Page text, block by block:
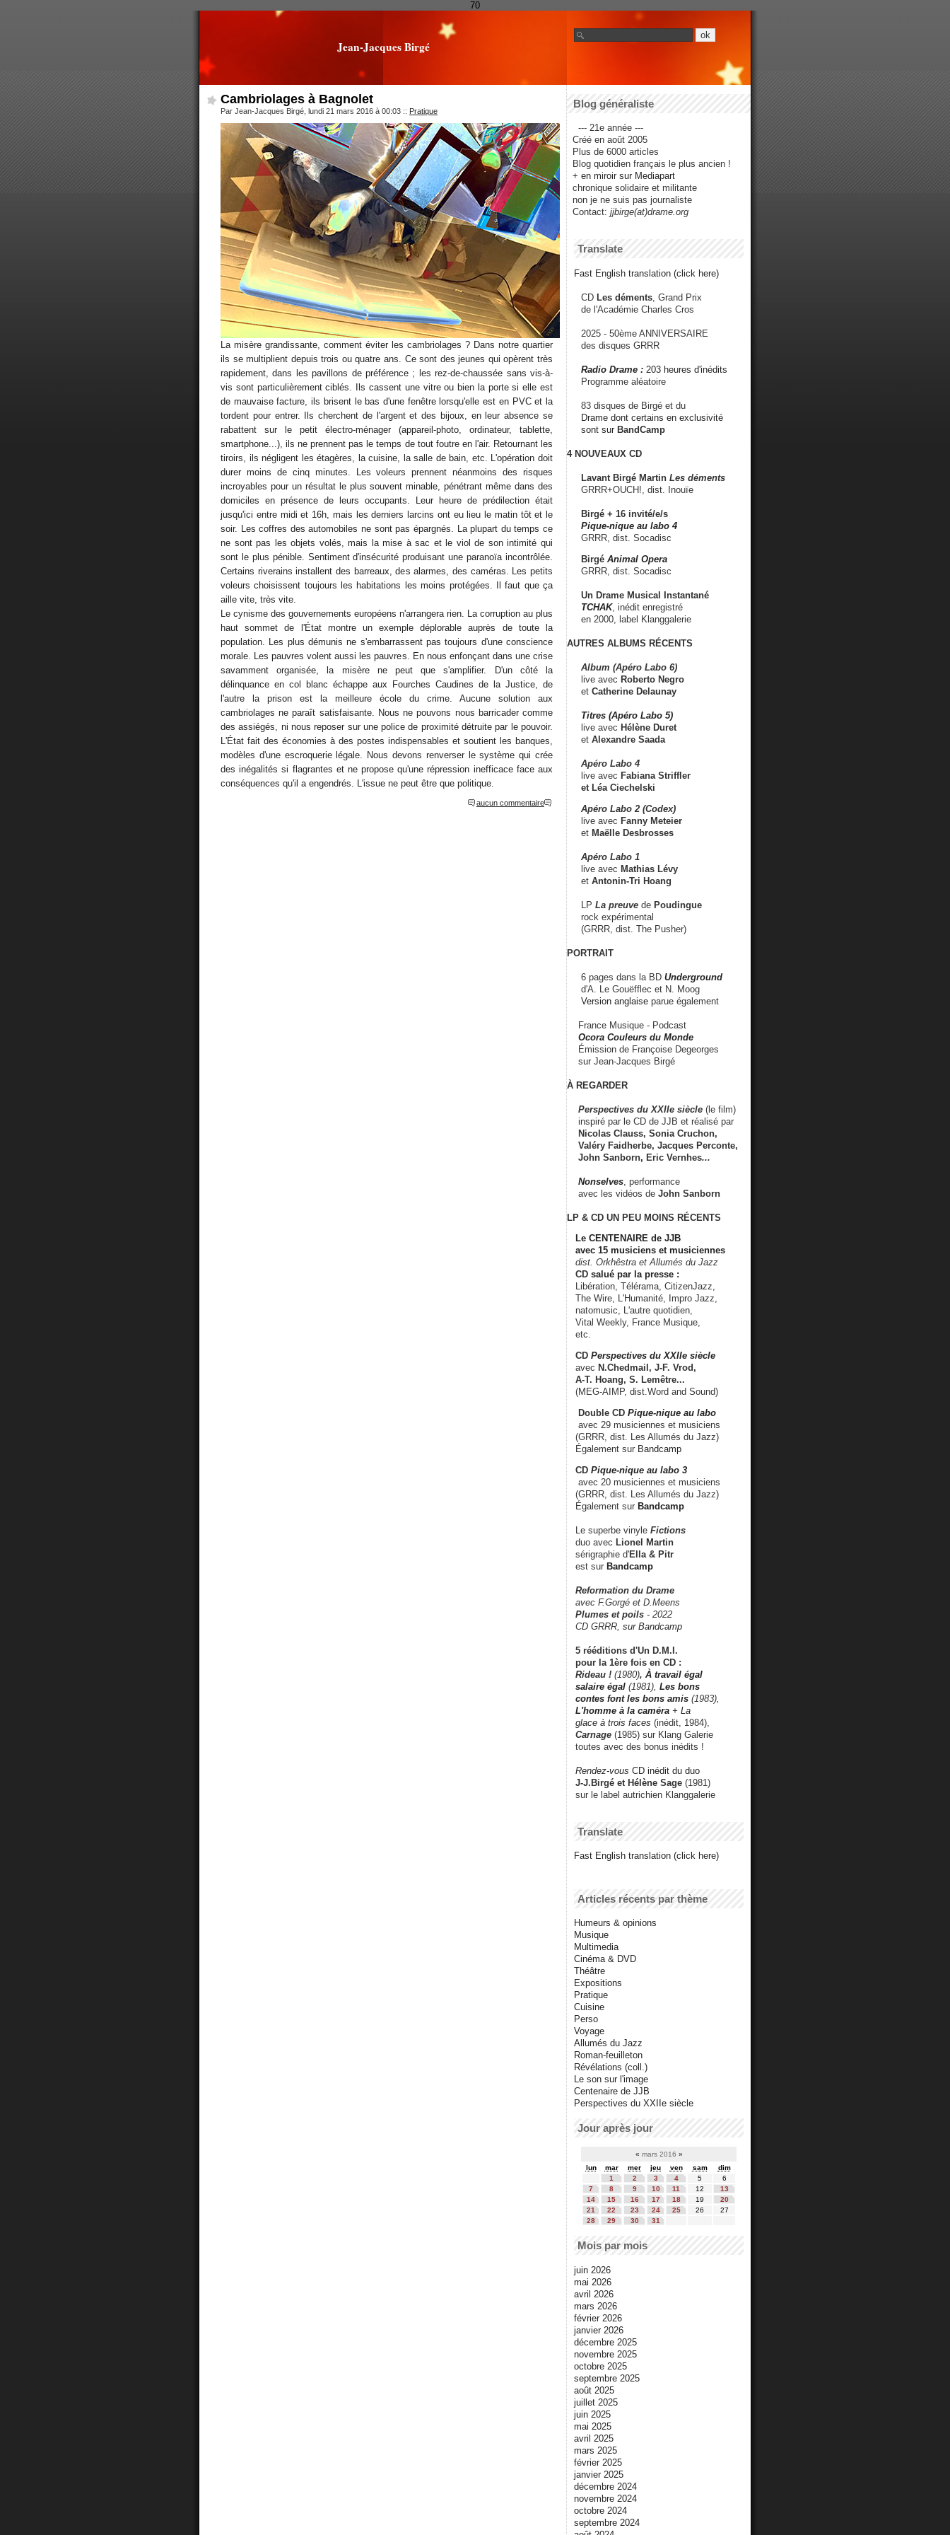
70
Jean-Jacques Birgé
Cambriolages à Bagnolet
Par Jean-Jacques Birgé, lundi 21 mars 2016 à 00:03 :: Pratique
La misère grandissante, comment éviter les cambriolages ? Dans notre quartier
ils se multiplient depuis trois ou quatre ans. Ce sont des jeunes qui opèrent très
rapidement, dans les pavillons de préférence ; les rez-de-chaussée sans vis-à-
vis sont particulièrement ciblés. Ils cassent une vitre ou bien la porte si elle est
de mauvaise facture, ils brisent le bas d'une fenêtre lorsqu'elle est en PVC et la
tordent pour entrer. Ils cherchent de l'argent et des bijoux, en leur absence se
rabattent sur le petit électro-ménager (appareil-photo, ordinateur, tablette,
smartphone...), ils ne prennent pas le temps de tout foutre en l'air. Retournant les
tiroirs, ils négligent les étagères, la cuisine, la salle de bain, etc. L'opération doit
durer moins de cinq minutes. Les voleurs prennent néanmoins des risques
incroyables pour un résultat le plus souvent minable, pénétrant même dans des
domiciles en présence de leurs occupants. Leur heure de prédilection était
jusqu'ici entre midi et 16h, mais les derniers larcins ont eu lieu le matin tôt et le
soir. Les coffres des automobiles ne sont pas épargnés. La plupart du temps ce
ne sont pas les objets volés, mais la mise à sac et le viol de son intimité qui
sont le plus pénible. Sentiment d'insécurité produisant une paranoïa incontrôlée.
Certains riverains installent des barreaux, des alarmes, des caméras. Les petits
voleurs choisissent toujours les habitations les moins protégées. Il faut que ça
aille vite, très vite.
Le cynisme des gouvernements européens n'arrangera rien. La corruption au plus
haut sommet de l'État montre un exemple déplorable auprès de toute la
population. Les plus démunis ne s'embarrassent pas toujours d'une conscience
morale. Les pauvres volent aussi les pauvres. En nous enfonçant dans une crise
savamment organisée, la misère ne peut que s'amplifier. D'un côté la
délinquance en col blanc échappe aux Fourches Caudines de la Justice, de
l'autre la prison est la meilleure école du crime. Aucune solution aux
cambriolages ne paraît satisfaisante. Nous ne pouvons nous barricader comme
des assiégés, ni nous reposer sur une police de proximité détruite par le pouvoir.
L'État fait des économies à des postes indispensables et soutient les banques,
modèles d'une escroquerie légale. Nous devons renverser le système qui crée
des inégalités si flagrantes et ne propose qu'une répression inefficace face aux
conséquences qu'il a engendrés. L'issue ne peut être que politique.
aucun commentaire
Blog généraliste
--- 21e année ---
Créé en août 2005
Plus de 6000 articles
Blog quotidien français le plus ancien !
+ en miroir sur Mediapart
chronique solidaire et militante
non je ne suis pas journaliste
Contact: jjbirge(at)drame.org
Translate
Fast English translation (click here)
CD Les déments , Grand Prix
de l'Académie Charles Cros
2025 - 50ème ANNIVERSAIRE
des disques GRRR
Radio Drame : 203 heures d'inédits
Programme aléatoire
83 disques de Birgé et du
Drame dont certains en exclusivité
sont sur BandCamp
4 NOUVEAUX CD
Lavant Birgé Martin Les déments
GRRR+OUCH!, dist. Inouïe
Birgé + 16 invité/e/s
Pique-nique au labo 4
GRRR, dist. Socadisc
Birgé Animal Opera
GRRR, dist. Socadisc
Un Drame Musical Instantané
TCHAK, inédit enregistré
en 2000, label Klanggalerie
AUTRES ALBUMS RÉCENTS
Album (Apéro Labo 6)
live avec Roberto Negro
et Catherine Delaunay
Titres (Apéro Labo 5)
live avec Hélène Duret
et Alexandre Saada
Apéro Labo 4
live avec Fabiana Striffler
et Léa Ciechelski
Apéro Labo 2 (Codex)
live avec Fanny Meteier
et Maëlle Desbrosses
Apéro Labo 1
live avec Mathias Lévy
et Antonin-Tri Hoang
LP La preuve de Poudingue
rock expérimental
(GRRR, dist. The Pusher)
PORTRAIT
6 pages dans la BD Underground
d'A. Le Gouëfflec et N. Moog
Version anglaise parue également
France Musique - Podcast
Ocora Couleurs du Monde
Émission de Françoise Degeorges
sur Jean-Jacques Birgé
À REGARDER
Perspectives du XXIIe siècle (le film)
inspiré par le CD de JJB et réalisé par
Nicolas Clauss, Sonia Cruchon,
Valéry Faidherbe, Jacques Perconte,
John Sanborn, Eric Vernhes...
Nonselves , performance
avec les vidéos de John Sanborn
LP & CD UN PEU MOINS RÉCENTS
Le CENTENAIRE de JJB
avec 15 musiciens et musiciennes
dist. Orkhêstra et Allumés du Jazz
CD salué par la presse :
Libération, Télérama, CitizenJazz,
The Wire, L'Humanité, Impro Jazz,
natomusic, L'autre quotidien,
Vital Weekly, France Musique,
etc.
CD Perspectives du XXIIe siècle
avec N.Chedmail, J-F. Vrod,
A-T. Hoang, S. Lemêtre...
(MEG-AIMP, dist.Word and Sound)
Double CD Pique-nique au labo
avec 29 musiciennes et musiciens
(GRRR, dist. Les Allumés du Jazz)
Également sur Bandcamp
CD Pique-nique au labo 3
avec 20 musiciennes et musiciens
(GRRR, dist. Les Allumés du Jazz)
Également sur Bandcamp
Le superbe vinyle Fictions
duo avec Lionel Martin
sérigraphie d'Ella & Pitr
est sur Bandcamp
Reformation du Drame
avec F.Gorgé et D.Meens
Plumes et poils - 2022
CD GRRR, sur Bandcamp
5 rééditions d'Un D.M.I.
pour la 1ère fois en CD :
Rideau ! (1980), À travail égal
salaire égal (1981), Les bons
contes font les bons amis (1983),
L'homme à la caméra + La
glace à trois faces (inédit, 1984),
Carnage (1985) sur Klang Galerie
toutes avec des bonus inédits !
Rendez-vous CD inédit du duo
J-J.Birgé et Hélène Sage (1981)
sur le label autrichien Klanggalerie
Translate
Fast English translation (click here)
Articles récents par thème
Humeurs & opinions
Musique
Multimedia
Cinéma & DVD
Théâtre
Expositions
Pratique
Cuisine
Perso
Voyage
Allumés du Jazz
Roman-feuilleton
Révélations (coll.)
Le son sur l'image
Centenaire de JJB
Perspectives du XXIIe siècle
Jour après jour
« mars 2016 »
lun
mar mer jeu ven sam
dim
1
2 3 4 5
6
7
8 9 10 11 12
13
14
15 16 17 18 19
20
21
22 23 24 25 26
27
28
29 30 31
Mois par mois
juin 2026
mai 2026
avril 2026
mars 2026
février 2026
janvier 2026
décembre 2025
novembre 2025
octobre 2025
septembre 2025
août 2025
juillet 2025
juin 2025
mai 2025
avril 2025
mars 2025
février 2025
janvier 2025
décembre 2024
novembre 2024
octobre 2024
septembre 2024